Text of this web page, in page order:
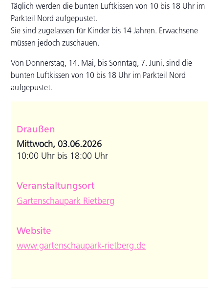
Täglich werden die bunten Luftkissen von 10 bis 18 Uhr im
Parkteil Nord aufgepustet.
Sie sind zugelassen für Kinder bis 14 Jahren. Erwachsene
müssen jedoch zuschauen.
Von Donnerstag, 14. Mai, bis Sonntag, 7. Juni, sind die
bunten Luftkissen von 10 bis 18 Uhr im Parkteil Nord
aufgepustet.
Draußen
Mittwoch, 03.06.2026
10:00 Uhr bis 18:00 Uhr
Veranstaltungsort
Gartenschaupark Rietberg
Website
www.gartenschaupark-rietberg.de